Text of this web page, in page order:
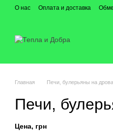
Перейти к основному контенту
О нас Оплата и доставка
Главная Печи, булерьяны на
Печи,
Цена, грн